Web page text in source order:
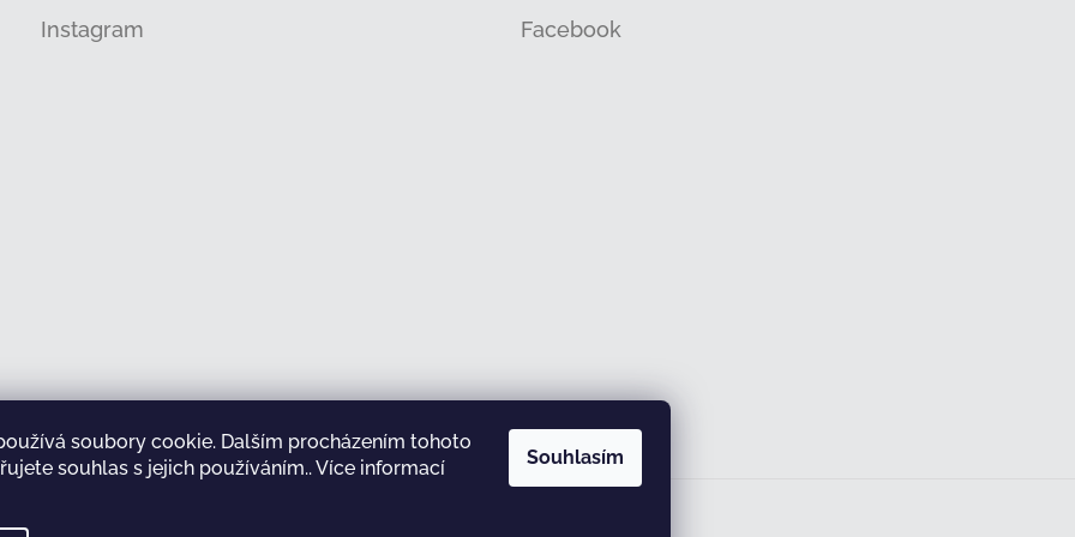
soubory cookie. Dalším procházením tohoto
souhlas s jejich používáním.. Více informací
Souhlasím
Instagram
Sledovat na Instagramu
Facebook